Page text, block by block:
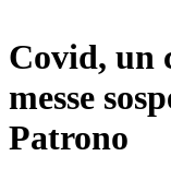
Covid, un
messe
Patrono